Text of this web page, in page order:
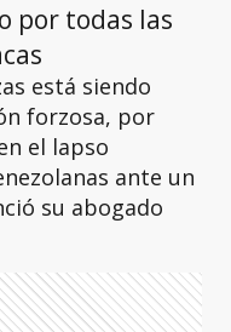
por todas las
está siendo
forzosa, por
el lapso
ante un
su abogado